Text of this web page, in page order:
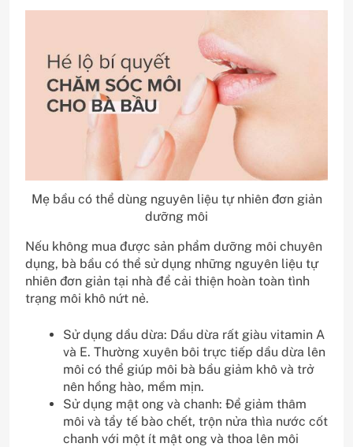
Mẹ bầu có thể dùng nguyên liệu tự nhiên đơn giản
dưỡng môi
Nếu không mua được sản phẩm dưỡng môi chuyên
dụng, bà bầu có thể sử dụng những nguyên liệu tự
nhiên đơn giản tại nhà để cải thiện hoàn toàn tình
trạng môi khô nứt nẻ.
Sử dụng dầu dừa: Dầu dừa rất giàu vitamin A
và E. Thường xuyên bôi trực tiếp dầu dừa lên
môi có thể giúp môi bà bầu giảm khô và trở
nên hồng hào, mềm mịn.
Sử dụng mật ong và chanh: Để giảm thâm
môi và tẩy tế bào chết, trộn nửa thìa nước cốt
chanh với một ít mật ong và thoa lên môi